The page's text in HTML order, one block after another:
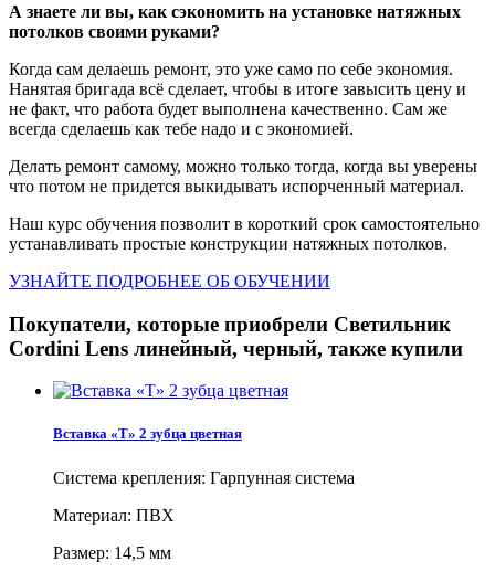
А знаете ли вы, как сэкономить на установке натяжных
потолков своими руками?
Когда сам делаешь ремонт, это уже само по себе экономия.
Нанятая бригада всё сделает, чтобы в итоге завысить цену и
не факт, что работа будет выполнена качественно. Сам же
всегда сделаешь как тебе надо и с экономией.
Делать ремонт самому, можно только тогда, когда вы уверены
что потом не придется выкидывать испорченный материал.
Наш курс обучения позволит в короткий срок самостоятельно
устанавливать простые конструкции натяжных потолков.
УЗНАЙТЕ ПОДРОБНЕЕ ОБ ОБУЧЕНИИ
Покупатели, которые приобрели Светильник
Cordini Lens линейный, черный, также купили
Вставка «Т» 2 зубца цветная
Система крепления: Гарпунная система
Материал: ПВХ
Размер: 14,5 мм